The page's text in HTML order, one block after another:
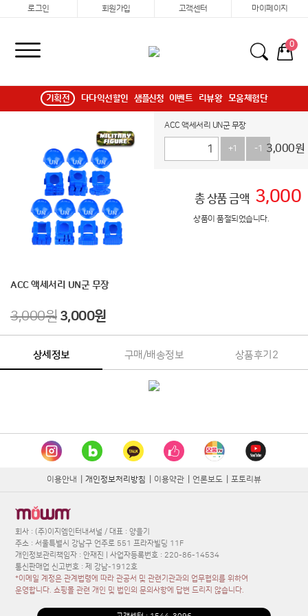
로그인 회원가입 고객센터 마이페이지
0
기획전 다다익선할인 샘플신청 이벤트 리뷰왕 모움체험단
ACC 액세서리 UN군 무장
3,000원 3,000원
ACC 액세서리 UN군 무장
+1 -1 3,000원
총 상품 금액 3,000
상품이 품절되었습니다.
상세정보 구매/배송정보 상품후기 2
이용안내 개인정보처리방침 이용약관 언론보도 포토리뷰
회사 : (주)이지엠인터내셔널 / 대표 : 양을기
주소 : 서울특별시 강남구 언주로 551 프라자빌딩 11F
개인정보관리책임자 : 안재진 | 사업자등록번호 : 220-86-14534
통신판매업 신고번호 : 제 강남-1912호
*이메일 계정은 관계법령에 따라 관공서 및 관련기관과의 업무협의를 위하여
운영합니다. 쇼핑몰 관련 개인 및 법인의 문의사항에 답변 드리지 않습니다.